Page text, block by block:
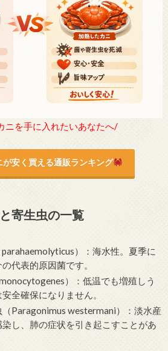
ニを手に入れたいあなたへ/
が安く買える通販ランキング
寄生虫の一覧
）：海水性。夏季に
代表的原因菌です。
）：低温でも増殖しう
全確保になりません。
Paragonimus westermani）：淡水産
し、肺の症状を引き起こすことがあ